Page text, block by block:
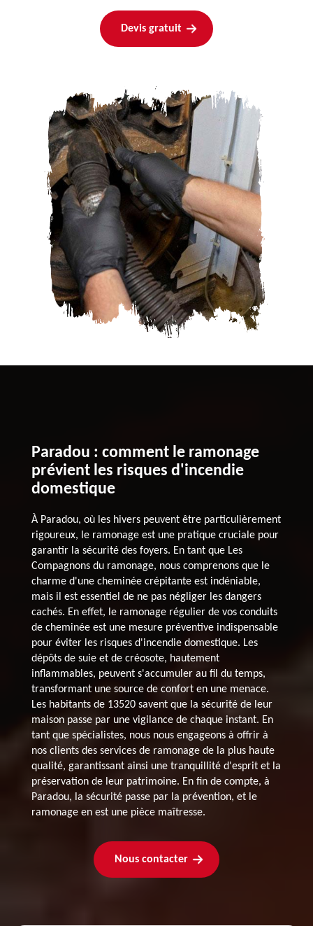
Devis gratuit
Paradou : comment le ramonage
prévient les risques d'incendie
domestique
À Paradou, où les hivers peuvent être particulièrement
rigoureux, le ramonage est une pratique cruciale pour
garantir la sécurité des foyers. En tant que Les
Compagnons du ramonage, nous comprenons que le
charme d'une cheminée crépitante est indéniable,
mais il est essentiel de ne pas négliger les dangers
cachés. En effet, le ramonage régulier de vos conduits
de cheminée est une mesure préventive indispensable
pour éviter les risques d'incendie domestique. Les
dépôts de suie et de créosote, hautement
inflammables, peuvent s'accumuler au fil du temps,
transformant une source de confort en une menace.
Les habitants de 13520 savent que la sécurité de leur
maison passe par une vigilance de chaque instant. En
tant que spécialistes, nous nous engageons à offrir à
nos clients des services de ramonage de la plus haute
qualité, garantissant ainsi une tranquillité d'esprit et la
préservation de leur patrimoine. En fin de compte, à
Paradou, la sécurité passe par la prévention, et le
ramonage en est une pièce maîtresse.
Nous contacter